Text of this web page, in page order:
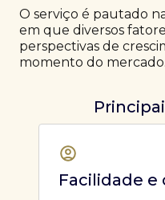
O serviço é pautado
em que diversos
perspectivas de
momento do mercado.
Facilidade e